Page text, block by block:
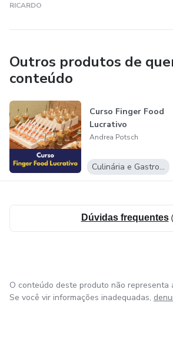
RICARDO
Outros produtos de
conteúdo
Curso Finger Food
Lucrativo
Andrea Potsch
Culinária e Gastronomia
Dúvidas frequentes
O conteúdo deste produto não representa
Se você vir informações inadequadas,